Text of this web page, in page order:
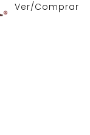
Ver/Comprar